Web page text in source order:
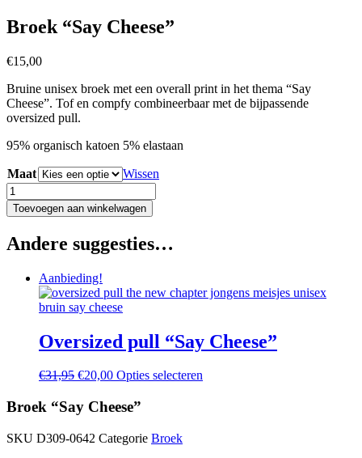
Broek “Say Cheese”
€15,00
Bruine unisex broek met een overall print in het thema “Say
Cheese”. Tof en compfy combineerbaar met de bijpassende
oversized pull.
95% organisch katoen 5% elastaan
Maat
Wissen
Broek
"Say
Cheese"
Toevoegen aan winkelwagen
Andere suggesties…
Aanbieding!
Oversized pull “Say Cheese”
€31,95 Oorspronkelijke
was:
€31,95.
€20,00Huidige
is:
Opties selecteren
Broek “Say Cheese”
SKU D309-0642 Categorie Broek